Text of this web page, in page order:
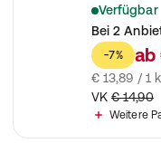
Verfügbar
Die
Bei 2
-7% ab
€ 13,89 / 1
VK € 14,90
Weitere